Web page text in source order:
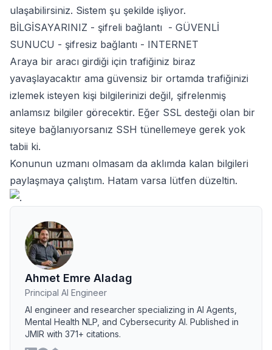
ulaşabilirsiniz. Sistem şu şekilde işliyor.
BİLGİSAYARINIZ - şifreli bağlantı - GÜVENLİ
SUNUCU - şifresiz bağlantı - INTERNET
Araya bir aracı girdiği için trafiğiniz biraz
yavaşlayacaktır ama güvensiz bir ortamda trafiğinizi
izlemek isteyen kişi bilgilerinizi değil, şifrelenmiş
anlamsız bilgiler görecektir. Eğer SSL desteği olan bir
siteye bağlanıyorsanız SSH tünellemeye gerek yok
tabii ki.
Konunun uzmanı olmasam da aklımda kalan bilgileri
paylaşmaya çalıştım. Hatam varsa lütfen düzeltin.
Ahmet Emre Aladag
Principal AI Engineer
AI engineer and researcher specializing in AI Agents,
Mental Health NLP, and Cybersecurity AI. Published in
JMIR with 371+ citations.